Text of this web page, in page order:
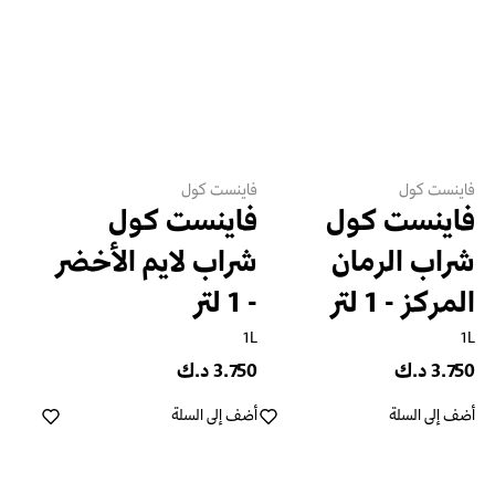
فاينست كول
فاينست كول
شراب الرمان
المركز - 1 لتر
1L
3.750 د.ك
أضف إلى السلة
فاينست كول
فاينست كول
شراب لايم الأخضر
- 1 لتر
1L
3.750 د.ك
أضف إلى السلة